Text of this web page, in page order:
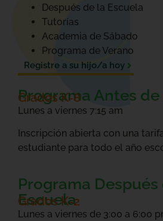
Después de la Escuela
Tutorías
Academia de Sábado
Programa de Verano
Registre a su hijo/a hoy
Programa Antes
Grados K-8
Lunes a viernes 7:15 am
Inscripción abierta con una
estudiante para todo el año
Programa Después
Escuela
Grados K-2
Lunes a viernes de 3:00 a 6:00